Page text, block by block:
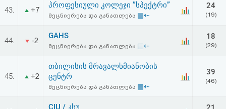
ავტორიზაცია
რეგისტრაცია
პაროლის
აღდგენა
HTML
43. +7
პროფესიული კოლეჯი ”სპექტრი”
მეცნიერება და განათლება ▤⇠
24
(19)
44. -2
GAHS
მეცნიერება და განათლება ▤⇠
18
(29)
45. +2
თბილისის მრავალხმიანობის
ცენტრ
მეცნიერება და განათლება ▤⇠
39
(46)
CIU / კსუ